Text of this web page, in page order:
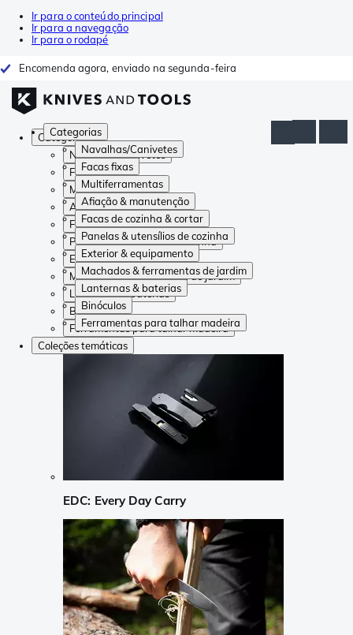
Ir para o conteúdo principal
Ir para a navegação
Ir para o rodapé
Encomenda agora, enviado na segunda-feira
Categorias
Navalhas/Canivetes
Facas fixas
Multiferramentas
Afiação & manutenção
Facas de cozinha & cortar
Panelas & utensílios de cozinha
Exterior & equipamento
Machados & ferramentas de jardim
Lanternas & baterias
Binóculos
Ferramentas para talhar madeira
Categorias
Navalhas/Canivetes
Facas fixas
Multiferramentas
Afiação & manutenção
Facas de cozinha & cortar
Panelas & utensílios de cozinha
Exterior & equipamento
Machados & ferramentas de jardim
Lanternas & baterias
Binóculos
Ferramentas para talhar madeira
Coleções temáticas
EDC: Every Day Carry